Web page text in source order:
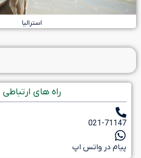
استرالیا
راه های ارتباطی
021-
در واتس اپ